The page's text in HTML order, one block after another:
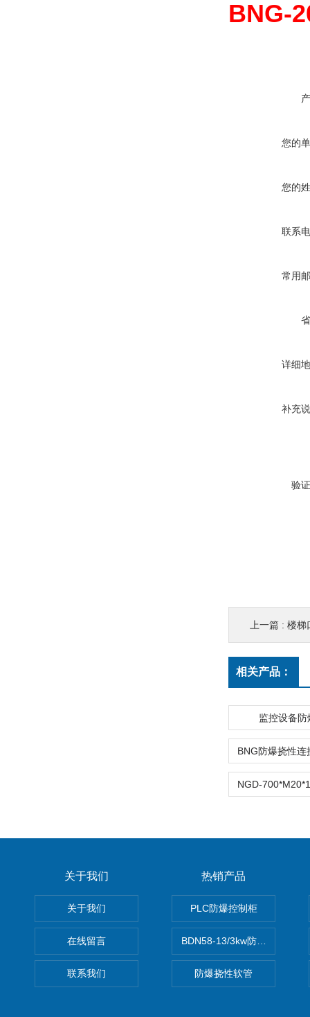
BNG-
您的
您的
联系
常用
详细
补充
验
上一篇 : 楼梯
相关产品：
监控设备
关于我们
关于我们
在线留言
联系我们
热销产品
PLC防爆控制柜
BDN58-13/3kw防爆电热油汀
防爆挠性软管